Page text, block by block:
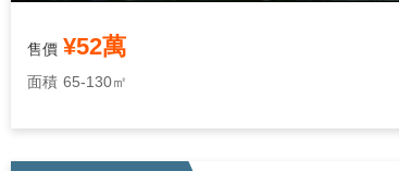
售價 ¥52萬
面積 65-130㎡